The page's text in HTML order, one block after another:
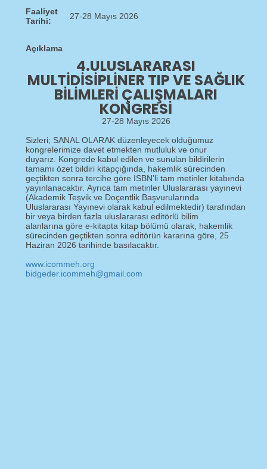
Faaliyet
Tarihi:
27-28 Mayıs 2026
Açıklama
4.ULUSLARARASI
MULTIDISIPLINER TIP VE SAĞLIK
BILIMLERI ÇALIŞMALARI
KONGRESI
27-28 Mayıs 2026
Sizleri; SANAL OLARAK düzenleyecek olduğumuz
kongrelerimize davet etmekten mutluluk ve onur
duyarız. Kongrede kabul edilen ve sunulan bildirilerin
tamamı özet bildiri kitapçığında, hakemlik sürecinden
geçtikten sonra tercihe göre ISBN’li tam metinler kitabında
yayınlanacaktır. Ayrıca tam metinler Uluslararası yayınevi
(Akademik Teşvik ve Doçentlik Başvurularında
Uluslararası Yayınevi olarak kabul edilmektedir) tarafından
bir veya birden fazla uluslararası editörlü bilim
alanlarına göre e-kitapta kitap bölümü olarak, hakemlik
sürecinden geçtikten sonra editörün kararına göre, 25
Haziran 2026 tarihinde basılacaktır.
www.icommeh.org
bidgeder.icommeh@gmail.com